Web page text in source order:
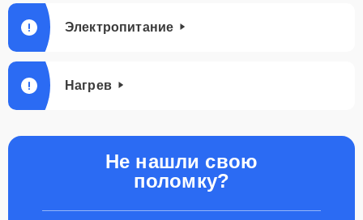
Электропитание
Нагрев
Не нашли свою
поломку?